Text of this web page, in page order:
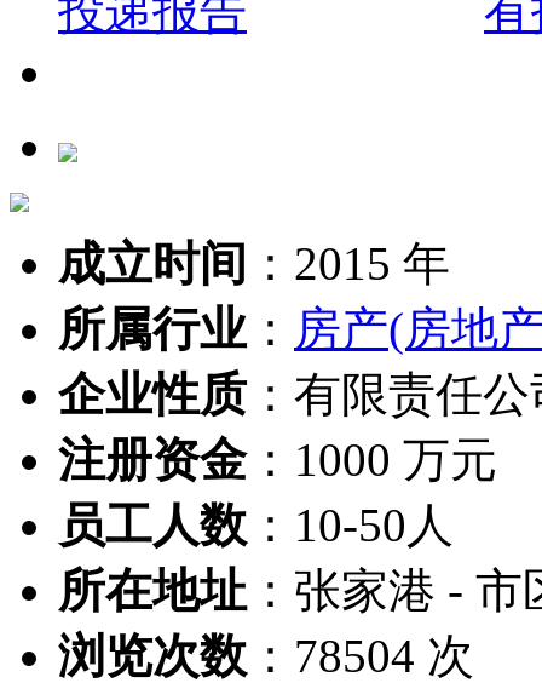
成立时间 ： 2015 年
所属行业： 房产(房地
企业性质： 有限责任公
注册资金： 1000 万元
员工人数 ： 10-50人
所在地址 ： 张家港 - 市
浏览次数 ： 78504 次